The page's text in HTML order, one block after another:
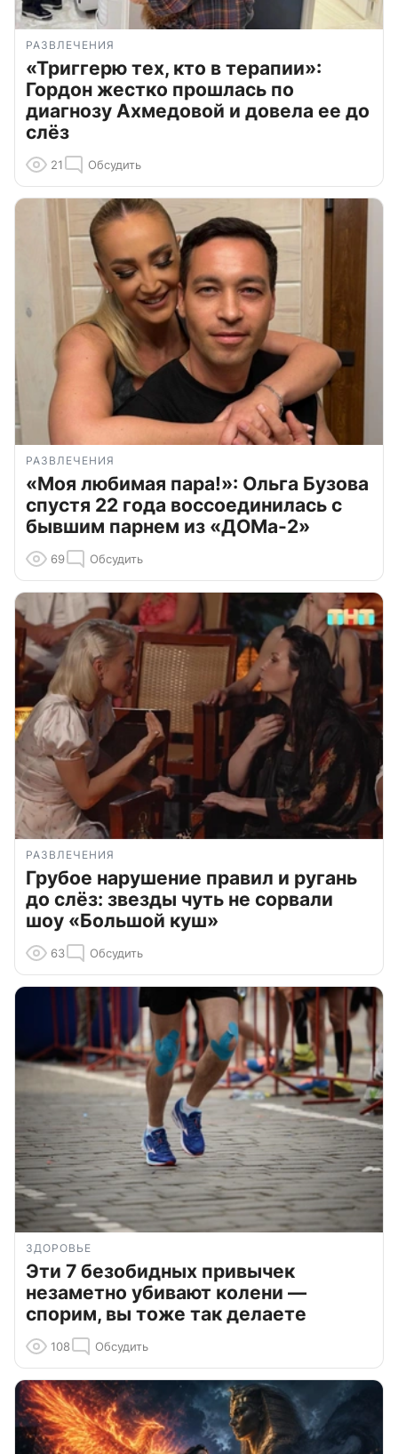
РАЗВЛЕЧЕНИЯ
«Триггерю тех, кто в терапии»:
Гордон жестко прошлась по
диагнозу Ахмедовой и довела ее до
слёз
21 Обсудить
РАЗВЛЕЧЕНИЯ
«Моя любимая пара!»: Ольга Бузова
спустя 22 года воссоединилась с
бывшим парнем из «ДОМа-2»
69 Обсудить
РАЗВЛЕЧЕНИЯ
Грубое нарушение правил и ругань
до слёз: звезды чуть не сорвали
шоу «Большой куш»
63 Обсудить
ЗДОРОВЬЕ
Эти 7 безобидных привычек
незаметно убивают колени —
спорим, вы тоже так делаете
108 Обсудить